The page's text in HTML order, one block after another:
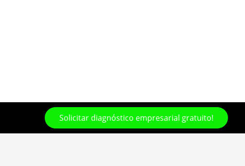
Solicitar diagnóstico empresarial gratuito!